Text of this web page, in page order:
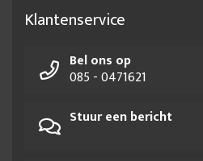
Klantenservice
Bel ons op
085 - 0471621
Stuur een bericht